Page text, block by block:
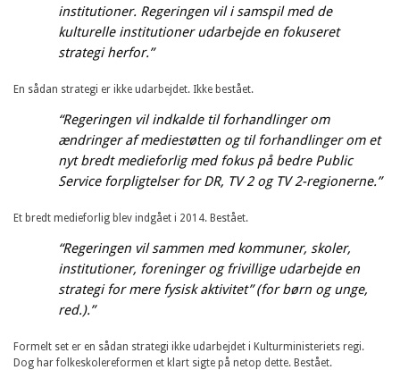
institutioner. Regeringen vil i samspil med de
kulturelle institutioner udarbejde en fokuseret
strategi herfor.”
En sådan strategi er ikke udarbejdet. Ikke bestået.
“Regeringen vil indkalde til forhandlinger om
ændringer af mediestøtten og til forhandlinger om et
nyt bredt medieforlig med fokus på bedre Public
Service forpligtelser for DR, TV 2 og TV 2-regionerne.”
Et bredt medieforlig blev indgået i 2014. Bestået.
“Regeringen vil sammen med kommuner, skoler,
institutioner, foreninger og frivillige udarbejde en
strategi for mere fysisk aktivitet” (for børn og unge,
red.).”
Formelt set er en sådan strategi ikke udarbejdet i Kulturministeriets regi.
Dog har folkeskolereformen et klart sigte på netop dette. Bestået.